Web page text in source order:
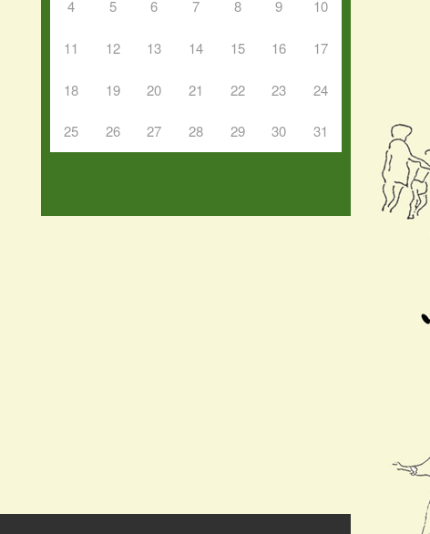
4 5 6 7 8 9 10
11 12 13 14 15 16 17
18 19 20 21 22 23 24
25 26 27 28 29 30 31